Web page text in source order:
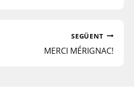
SEGÜENT
MERCI MÉRIGNAC!